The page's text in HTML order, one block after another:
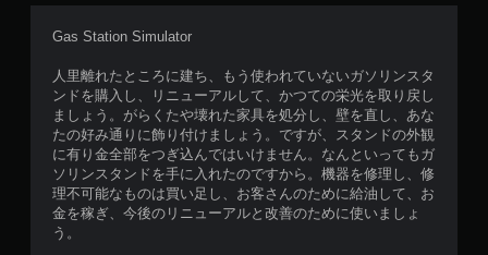
Gas Station Simulator
人里離れたところに建ち、もう使われていないガソリンスタ
ンドを購入し、リニューアルして、かつての栄光を取り戻し
ましょう。がらくたや壊れた家具を処分し、壁を直し、あな
たの好み通りに飾り付けましょう。ですが、スタンドの外観
に有り金全部をつぎ込んではいけません。なんといってもガ
ソリンスタンドを手に入れたのですから。機器を修理し、修
理不可能なものは買い足し、お客さんのために給油して、お
金を稼ぎ、今後のリニューアルと改善のために使いましょ
う。